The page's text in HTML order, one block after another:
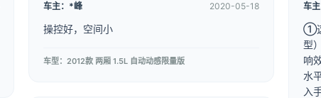
车主：*峰 2020-05-18
操控好，空间小
车型：2012款 两厢 1.5L 自动动感限量版
车
①
型
响
水
入